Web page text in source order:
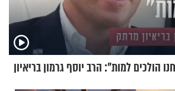
הולכים למות": הרב יוסף גרמון בריאיון